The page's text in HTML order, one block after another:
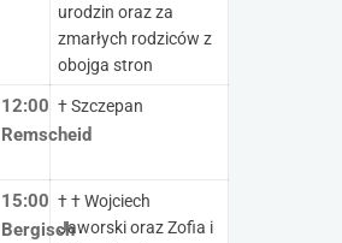
urodzin oraz za
zmarłych rodziców z
obojga stron
12:00
Remscheid
† Szczepan
15:00
Bergisch
† † Wojciech
Jaworski oraz Zofia i